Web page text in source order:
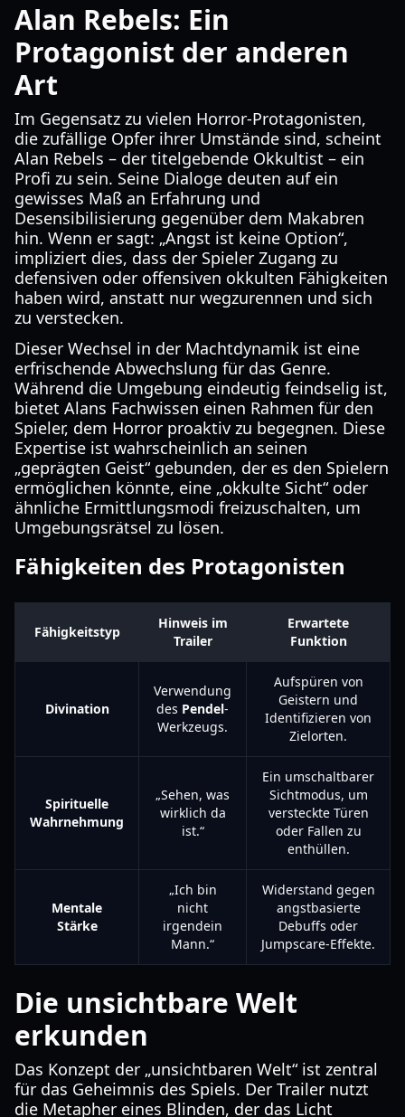
Alan Rebels: Ein
Protagonist der anderen
Art
Im Gegensatz zu vielen Horror-Protagonisten,
die zufällige Opfer ihrer Umstände sind, scheint
Alan Rebels – der titelgebende Okkultist – ein
Profi zu sein. Seine Dialoge deuten auf ein
gewisses Maß an Erfahrung und
Desensibilisierung gegenüber dem Makabren
hin. Wenn er sagt: „Angst ist keine Option“,
impliziert dies, dass der Spieler Zugang zu
defensiven oder offensiven okkulten Fähigkeiten
haben wird, anstatt nur wegzurennen und sich
zu verstecken.
Dieser Wechsel in der Machtdynamik ist eine
erfrischende Abwechslung für das Genre.
Während die Umgebung eindeutig feindselig ist,
bietet Alans Fachwissen einen Rahmen für den
Spieler, dem Horror proaktiv zu begegnen. Diese
Expertise ist wahrscheinlich an seinen
„geprägten Geist“ gebunden, der es den Spielern
ermöglichen könnte, eine „okkulte Sicht“ oder
ähnliche Ermittlungsmodi freizuschalten, um
Umgebungsrätsel zu lösen.
Fähigkeiten des Protagonisten
Fähigkeitstyp
Hinweis im
Trailer
Erwartete
Funktion
Divination
Verwendung
des Pendel-
Werkzeugs.
Aufspüren von
Geistern und
Identifizieren von
Zielorten.
Spirituelle
Wahrnehmung
„Sehen, was
wirklich da
ist.“
Ein umschaltbarer
Sichtmodus, um
versteckte Türen
oder Fallen zu
enthüllen.
Mentale
Stärke
„Ich bin
nicht
irgendein
Mann.“
Widerstand gegen
angstbasierte
Debuffs oder
Jumpscare-Effekte.
Die unsichtbare Welt
erkunden
Das Konzept der „unsichtbaren Welt“ ist zentral
für das Geheimnis des Spiels. Der Trailer nutzt
die Metapher eines Blinden, der das Licht